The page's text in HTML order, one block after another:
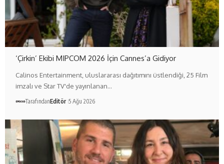
‘Çirkin’ Ekibi MIPCOM 2026 İçin Cannes’a Gidiyor
Calinos Entertainment, uluslararası dağıtımını üstlendiği, 25 Film
imzalı ve Star TV'de yayınlanan…
TarafındanEditör 5 Ağu 2026